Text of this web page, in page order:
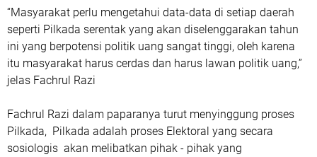
“Masyarakat perlu mengetahui data-data di setiap daerah
seperti Pilkada serentak yang akan diselenggarakan tahun
ini yang berpotensi politik uang sangat tinggi, oleh karena
itu masyarakat harus cerdas dan harus lawan politik uang,”
jelas Fachrul Razi
Fachrul Razi dalam paparanya turut menyinggung proses
Pilkada, Pilkada adalah proses Elektoral yang secara
sosiologis akan melibatkan pihak - pihak yang